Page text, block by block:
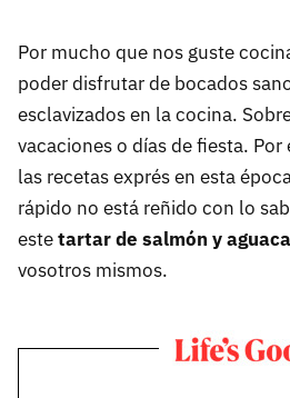
Por mucho que nos guste
poder disfrutar de bocados
esclavizados en la cocina.
vacaciones o días de fiesta.
las recetas exprés en esta
rápido no está reñido con lo
estetartar de salmón y
vosotros mismos.